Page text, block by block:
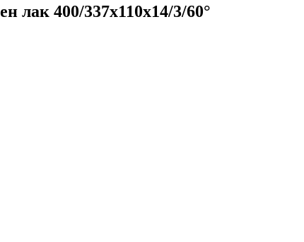
лак 400/337х110х14/3/60°